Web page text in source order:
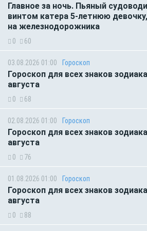
Главное за ночь. Пьяный
винтом катера 5-летнюю
на железнодорожника
0 60
03.08.2026 01:00 Гороскоп
Гороскоп для всех знаков
августа
0 68
02.08.2026 01:00 Гороскоп
Гороскоп для всех знаков
августа
0 76
01.08.2026 01:00 Гороскоп
Гороскоп для всех знаков
августа
0 88